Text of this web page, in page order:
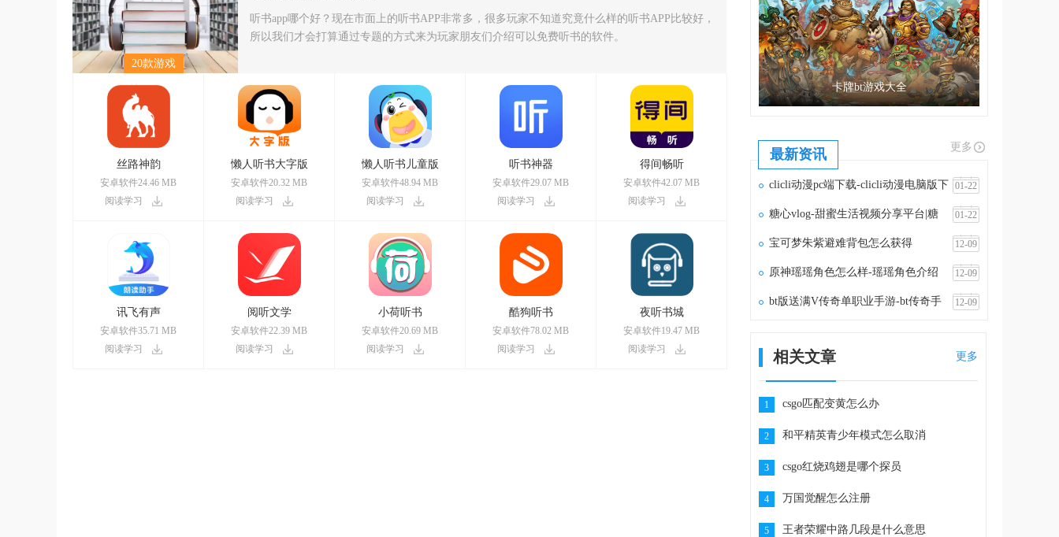
20款游戏
听书app哪个好？现在市面上的听书APP非常多，很多玩家不知道究竟什么样的听书APP比较好，
所以我们才会打算通过专题的方式来为玩家朋友们介绍可以免费听书的软件。
丝路神韵
安卓软件24.46 MB
阅读学习
懒人听书大字版
安卓软件20.32 MB
阅读学习
懒人听书儿童版
安卓软件48.94 MB
阅读学习
听书神器
安卓软件29.07 MB
阅读学习
得间畅听
安卓软件42.07 MB
阅读学习
讯飞有声
安卓软件35.71 MB
阅读学习
阅听文学
安卓软件22.39 MB
阅读学习
小荷听书
安卓软件20.69 MB
阅读学习
酷狗听书
安卓软件78.02 MB
阅读学习
夜听书城
安卓软件19.47 MB
阅读学习
卡牌bt游戏大全
最新资讯 更多
01-22
clicli动漫pc端下载-clicli动漫电脑版下
01-22
糖心vlog-甜蜜生活视频分享平台|糖
12-09
宝可梦朱紫避难背包怎么获得
12-09
原神瑶瑶角色怎么样-瑶瑶角色介绍
12-09
bt版送满V传奇单职业手游-bt传奇手
相关文章 更多
1 csgo匹配变黄怎么办
2 和平精英青少年模式怎么取消
3 csgo红烧鸡翅是哪个探员
4 万国觉醒怎么注册
5 王者荣耀中路几段是什么意思